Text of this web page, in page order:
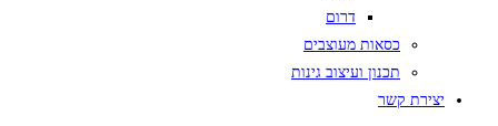
דרום
כסאות מעוצבים
תכנון ועיצוב גינות
יצירת קשר